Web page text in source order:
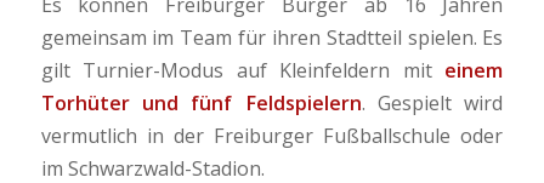
Es können Freiburger Bürger ab 16 Jahren
gemeinsam im Team für ihren Stadtteil spielen. Es
gilt Turnier-Modus auf Kleinfeldern mit einem
Torhüter und fünf Feldspielern. Gespielt wird
vermutlich in der Freiburger Fußballschule oder
im Schwarzwald-Stadion.